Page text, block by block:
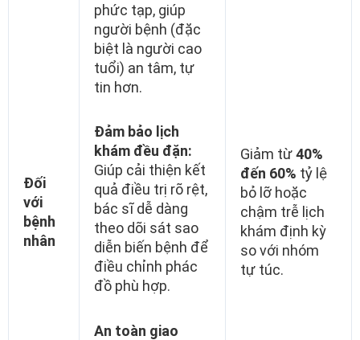
Đối
với
bệnh
nhân
phức tạp, giúp
người bệnh (đặc
biệt là người cao
tuổi) an tâm, tự
tin hơn.
Đảm bảo lịch
khám đều đặn:
Giúp cải thiện kết
quả điều trị rõ rệt,
bác sĩ dễ dàng
theo dõi sát sao
diễn biến bệnh để
điều chỉnh phác
đồ phù hợp.
An toàn giao
Giảm từ40%
đến 60% tỷ lệ
bỏ lỡ hoặc
chậm trễ lịch
khám định kỳ
so với nhóm
tự túc.